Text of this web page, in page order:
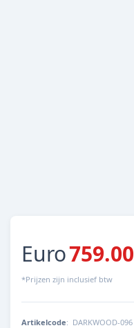
Euro759.00
*Prijzen zijn inclusief btw
Artikelcode: DARKWOOD-096